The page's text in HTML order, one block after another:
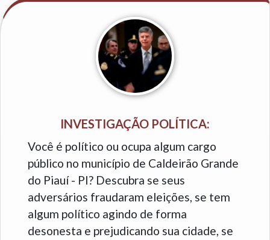
INVESTIGAÇÃO POLÍTICA:
Você é político ou ocupa algum cargo
público no município de Caldeirão Grande
do Piauí - PI? Descubra se seus
adversários fraudaram eleições, se tem
algum político agindo de forma
desonesta e prejudicando sua cidade, se